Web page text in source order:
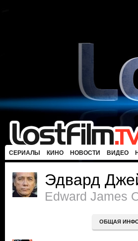
СЕРИАЛЫ КИНО НОВОСТИ ВИДЕО
Эдвард
Edward James
ОБЩАЯ